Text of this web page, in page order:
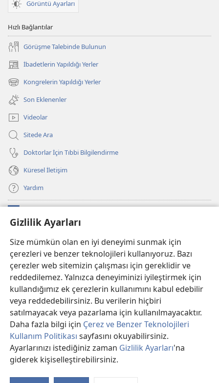
Gizlilik Ayarları
Size mümkün olan en iyi deneyimi sunmak için
çerezleri ve benzer teknolojileri kullanıyoruz. Bazı
çerezler web sitemizin çalışması için gereklidir ve
reddedilemez. Yalnızca deneyiminizi iyileştirmek için
kullandığımız ek çerezlerin kullanımını kabul edebilir
veya reddedebilirsiniz. Bu verilerin hiçbiri
satılmayacak veya pazarlama için kullanılmayacaktır.
Daha fazla bilgi için Çerez ve Benzer Teknolojileri
Kullanım Politikası sayfasını okuyabilirsiniz.
Ayarlarınızı istediğiniz zaman Gizlilik Ayarları'na
giderek kişiselleştirebilirsiniz.
Görüntü Ayarları
Hızlı Bağlantılar
Görüşme Talebinde Bulunun
İbadetlerin Yapıldığı Yerler
(yeni
pencere
açar)
Kongrelerin Yapıldığı Yerler
(yeni
pencere
açar)
Son Eklenenler
Videolar
Sitede Ara
Doktorlar İçin Tıbbi Bilgilendirme
Küresel İletişim
Yardım
(yeni
pencere
Watchtower ONLINE KÜTÜPHANE
(yeni
pencere
açar)
JW Hub ®
(yeni
pencere
açar)
®
Watchtower Library®
Copyright© 2026 Watch Tower Bible and Tract Society of PA.
KULLANIM ŞARTLARI|GİZLİLİK POLİTİKASI